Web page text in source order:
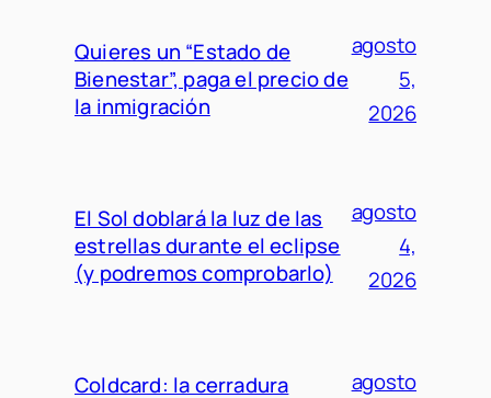
Quieres un “Estado de
Bienestar”, paga el precio de
la inmigración
agosto
5,
2026
El Sol doblará la luz de las
estrellas durante el eclipse
(y podremos comprobarlo)
agosto
4,
2026
Coldcard: la cerradura agosto